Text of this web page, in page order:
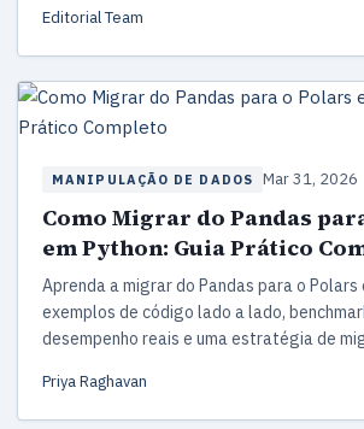
Editorial Team
MANIPULAÇÃO DE DADOS Mar 31, 2026
Como Migrar do Pandas
em Python: Guia Prático
Aprenda a migrar do Pandas para o Polars
exemplos de código lado a lado,
desempenho reais e uma estratégia de
Priya Raghavan